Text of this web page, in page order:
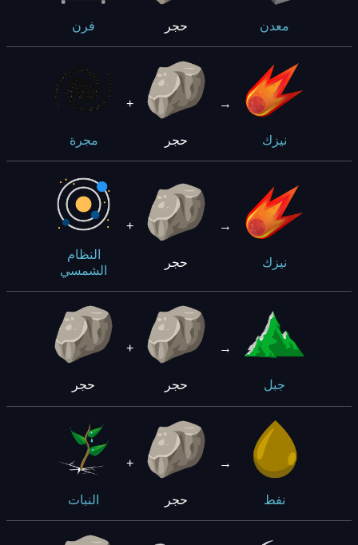
فرن حجر معدن
مجرة
+
حجر
→
نيزك
النظام
الشمسي
+
حجر
→
نيزك
حجر
+
حجر
→
جبل
النبات
+
حجر
→
نفط